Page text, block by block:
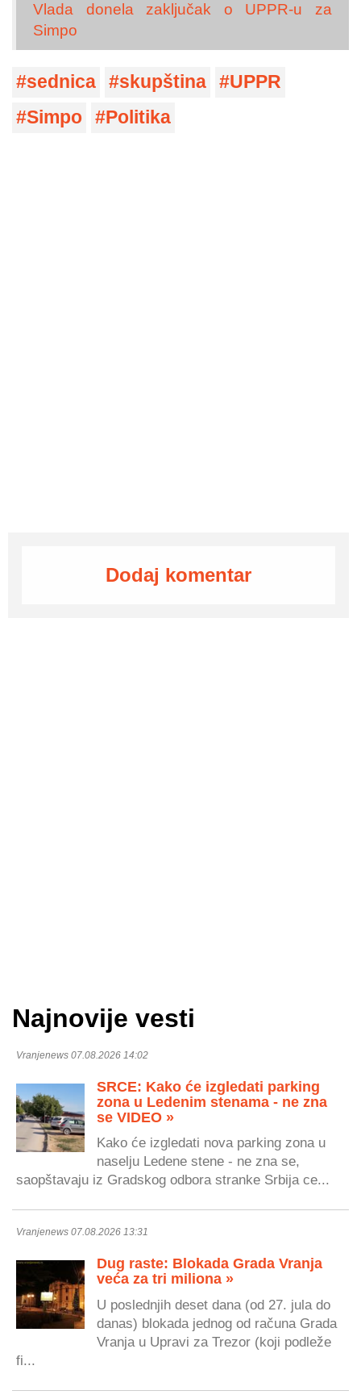
Vlada donela zaključak o UPPR-u za
Simpo
sednica skupština
UPPR
Simpo
Politika
Dodaj komentar
Najnovije vesti
Vranjenews 07.08.2026 14:02
SRCE: Kako će izgledati parking
zona u Ledenim stenama - ne zna
se VIDEO »
Kako će izgledati nova parking zona u
naselju Ledene stene - ne zna se,
saopštavaju iz Gradskog odbora stranke Srbija ce...
Vranjenews 07.08.2026 13:31
Dug raste: Blokada Grada Vranja
veća za tri miliona »
U poslednjih deset dana (od 27. jula do
danas) blokada jednog od računa Grada
Vranja u Upravi za Trezor (koji podleže
fi...